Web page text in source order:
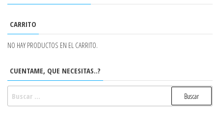
CARRITO
NO HAY PRODUCTOS EN EL CARRITO.
CUENTAME, QUE NECESITAS..?